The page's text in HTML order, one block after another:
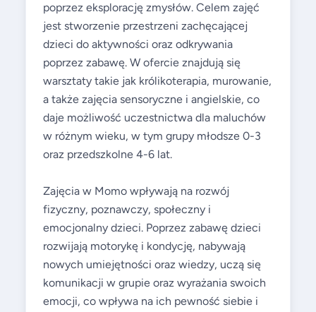
poprzez eksplorację zmysłów. Celem zajęć
jest stworzenie przestrzeni zachęcającej
dzieci do aktywności oraz odkrywania
poprzez zabawę. W ofercie znajdują się
warsztaty takie jak królikoterapia, murowanie,
a także zajęcia sensoryczne i angielskie, co
daje możliwość uczestnictwa dla maluchów
w różnym wieku, w tym grupy młodsze 0-3
oraz przedszkolne 4-6 lat.
Zajęcia w Momo wpływają na rozwój
fizyczny, poznawczy, społeczny i
emocjonalny dzieci. Poprzez zabawę dzieci
rozwijają motorykę i kondycję, nabywają
nowych umiejętności oraz wiedzy, uczą się
komunikacji w grupie oraz wyrażania swoich
emocji, co wpływa na ich pewność siebie i